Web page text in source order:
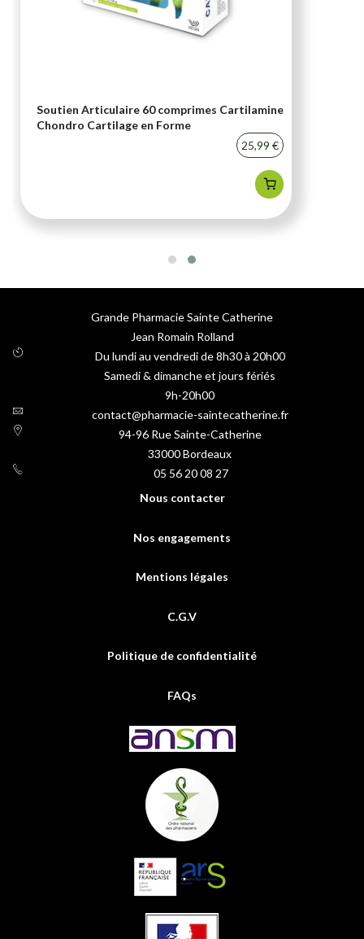
Soutien Articulaire 60 comprimes Cartilamine
Chondro Cartilage en Forme
25,99 €
Grande Pharmacie Sainte Catherine
Jean Romain Rolland
Du lundi au vendredi de 8h30 à 20h00
Samedi & dimanche et jours fériés
9h-20h00
contact@pharmacie-saintecatherine.fr
94-96 Rue Sainte-Catherine
33000Bordeaux
05 56 20 08 27
Nous contacter
Nos engagements
Mentions légales
C.G.V
Politique de confidentialité
FAQs